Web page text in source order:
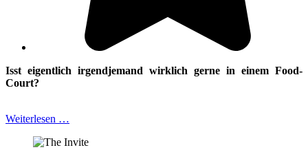
Isst eigentlich irgendjemand wirklich gerne in einem Food-
Court?
Weiterlesen …